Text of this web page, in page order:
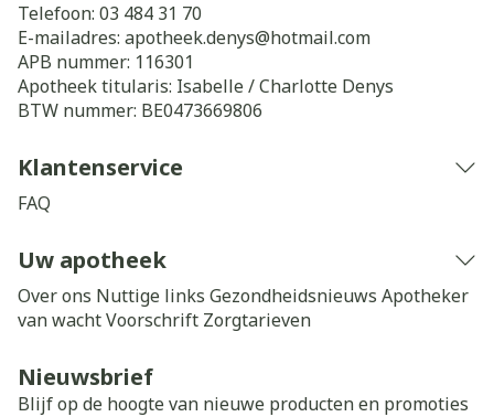
Telefoon: 03 484 31 70
E-mailadres: apotheek.denys@hotmail.com
APB nummer: 116301
Apotheek titularis: Isabelle / Charlotte Denys
BTW nummer: BE0473669806
Klantenservice
FAQ
Uw apotheek
Over ons Nuttige links Gezondheidsnieuws Apotheker
van wachtVoorschrift Zorgtarieven
Nieuwsbrief
Blijf op de hoogte van nieuwe producten en promoties